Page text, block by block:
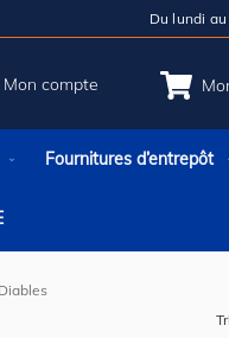
Du lundi
Mon compte
Fournitures d’entrepôt
Diables